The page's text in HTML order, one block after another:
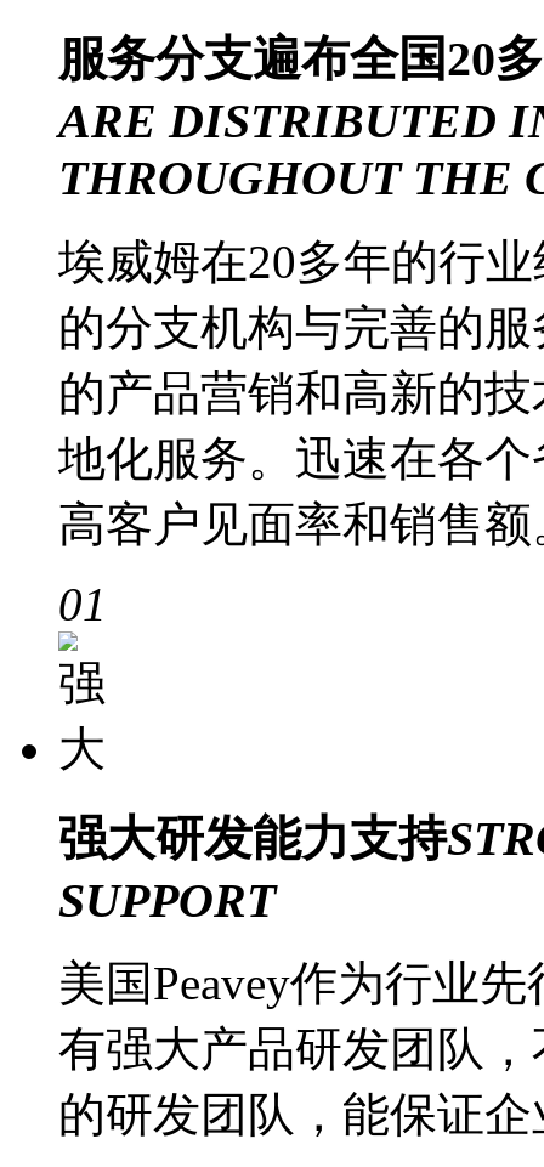
服务分支遍布全国20
ARE DISTRIBUTED
THROUGHOUT THE
埃威姆在20多年的行
的分支机构与完善的
的产品营销和高新的
地化服务。迅速在各
高客户见面率和销售额
01
强大研发能力支持
SUPPORT
美国Peavey作为行业
有强大产品研发团队
的研发团队，能保证